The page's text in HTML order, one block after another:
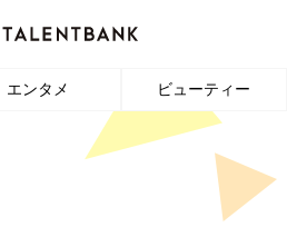
エンタメ ビューティー